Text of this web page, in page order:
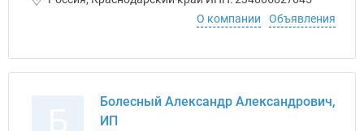
О компании
Объявления
Болесный Александр Александрович,
ИП